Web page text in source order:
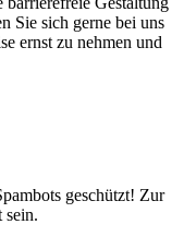
Sie sich gerne bei uns
ernst zu nehmen und
geschützt! Zur
sein.